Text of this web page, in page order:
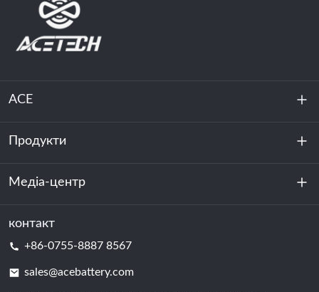
ACE
Про нас
Стійкість
Продукти
Зберігання енергії
Центр обробки даних та серверна кімната
Медіа-центр
Новини
контакт
+86-0755-8887 8567
sales@acebattery.com